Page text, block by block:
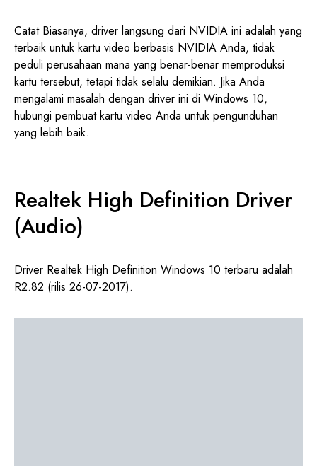
Catat Biasanya, driver langsung dari NVIDIA ini adalah yang
terbaik untuk kartu video berbasis NVIDIA Anda, tidak
peduli perusahaan mana yang benar-benar memproduksi
kartu tersebut, tetapi tidak selalu demikian. Jika Anda
mengalami masalah dengan driver ini di Windows 10,
hubungi pembuat kartu video Anda untuk pengunduhan
yang lebih baik.
Realtek High Definition Driver
(Audio)
Driver Realtek High Definition Windows 10 terbaru adalah
R2.82 (rilis 26-07-2017).